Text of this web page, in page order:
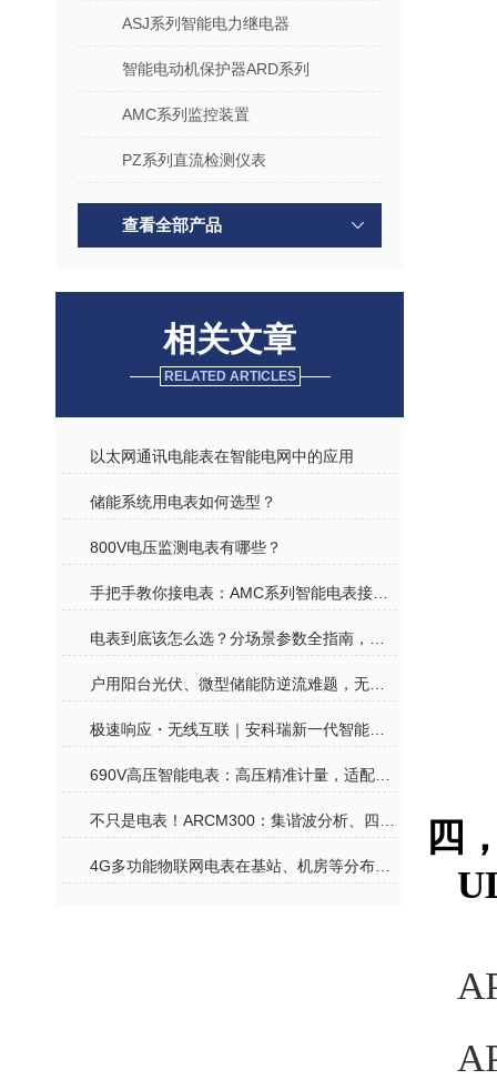
ASJ系列智能电力继电器
智能电动机保护器ARD系列
AMC系列监控装置
PZ系列直流检测仪表
查看全部产品
相关文章
RELATED ARTICLES
以太网通讯电能表在智能电网中的应用
​储能系统用电表如何选型？
800V电压监测电表有哪些？
四